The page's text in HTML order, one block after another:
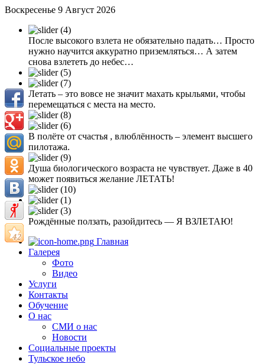
Воскресенье 9 Август 2026
После высокого взлета не обязательно падать… Просто
нужно научится аккуратно приземляться… А затем
снова взлететь до небес…
Летать – это вовсе не значит махать крыльями, чтобы
перемещаться с места на место.
В полёте от счастья , влюблённость – элемент высшего
пилотажа.
Душа биологического возраста не чувствует. Даже в 40
может появиться желание ЛЕТАТЬ!
Рождённые ползать, разойдитесь — Я ВЗЛЕТАЮ!
Главная
Галерея
Фото
Видео
Услуги
Контакты
Обучение
О нас
СМИ о нас
Новости
Социальные проекты
Тульское небо